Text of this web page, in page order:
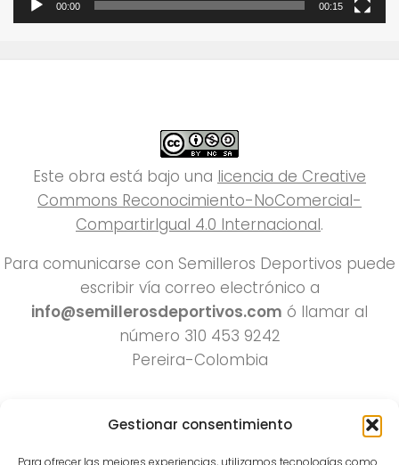
Gestionar consentimiento
Para ofrecer las mejores experiencias, utilizamos tecnologías como
00:00 00:15
Este obra está bajo una licencia de Creative
Commons Reconocimiento-NoComercial-
CompartirIgual 4.0 Internacional.
Para comunicarse con Semilleros Deportivos puede
escribir vía correo electrónico a
info@semillerosdeportivos.com ó llamar al
número 310 453 9242
Pereira-Colombia